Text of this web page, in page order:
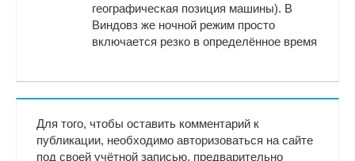
географическая позиция машины). В
Виндовз же ночной режим просто
включается резко в определённое время
Для того, чтобы оставить комментарий к
публикации, необходимо авторизоваться на сайте
под своей учётной записью, предварительно